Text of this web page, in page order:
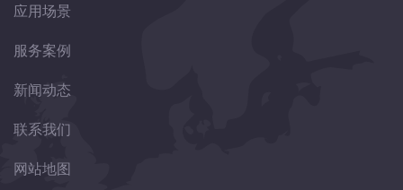
应用场景
服务案例
新闻动态
联系我们
网站地图